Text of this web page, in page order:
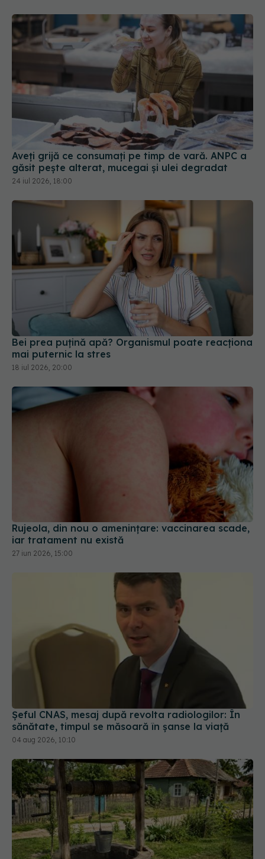
Aveți grijă ce consumați pe timp de vară. ANPC a
găsit pește alterat, mucegai și ulei degradat
24 iul 2026, 18:00
Bei prea puțină apă? Organismul poate reacționa
mai puternic la stres
18 iul 2026, 20:00
Rujeola, din nou o amenințare: vaccinarea scade,
iar tratament nu există
27 iun 2026, 15:00
Șeful CNAS, mesaj după revolta radiologilor: În
sănătate, timpul se măsoară în șanse la viață
04 aug 2026, 10:10